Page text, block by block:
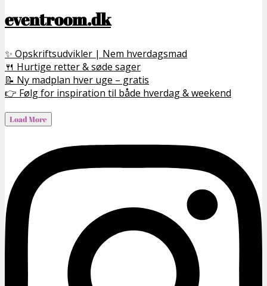
eventroom.dk
✨ Opskriftsudvikler | Nem hverdagsmad
🍴 Hurtige retter & søde sager
📝 Ny madplan hver uge – gratis
👉 Følg for inspiration til både hverdag & weekend
Load More